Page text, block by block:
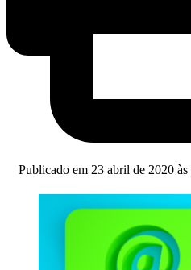
Publicado em 23 abril de 2020 às